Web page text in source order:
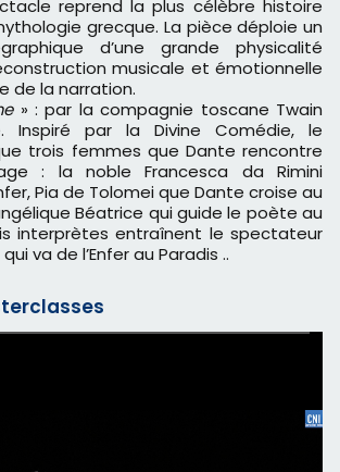
reprend la plus célèbre histoire
grecque. La pièce déploie un
d’une grande physicalité
musicale et émotionnelle
de la narration.
» : par la compagnie toscane Twain
Inspiré par la Divine Comédie, le
trois femmes que Dante rencontre
: la noble Francesca da Rimini
Pia de Tolomei que Dante croise au
Béatrice qui guide le poète au
interprètes entraînent le spectateur
va de l’Enfer au Paradis ..